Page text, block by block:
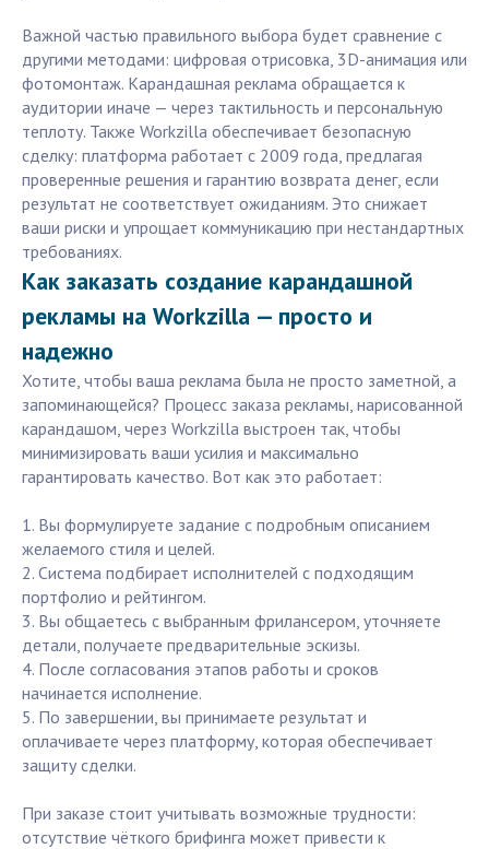
Важной частью правильного выбора будет сравнение с
другими методами: цифровая отрисовка, 3D-анимация или
фотомонтаж. Карандашная реклама обращается к
аудитории иначе — через тактильность и персональную
теплоту. Также Workzilla обеспечивает безопасную
сделку: платформа работает с 2009 года, предлагая
проверенные решения и гарантию возврата денег, если
результат не соответствует ожиданиям. Это снижает
ваши риски и упрощает коммуникацию при нестандартных
требованиях.
Как заказать создание карандашной
рекламы на Workzilla — просто и
надежно
Хотите, чтобы ваша реклама была не просто заметной, а
запоминающейся? Процесс заказа рекламы, нарисованной
карандашом, через Workzilla выстроен так, чтобы
минимизировать ваши усилия и максимально
гарантировать качество. Вот как это работает:
1. Вы формулируете задание с подробным описанием
желаемого стиля и целей.
2. Система подбирает исполнителей с подходящим
портфолио и рейтингом.
3. Вы общаетесь с выбранным фрилансером, уточняете
детали, получаете предварительные эскизы.
4. После согласования этапов работы и сроков
начинается исполнение.
5. По завершении, вы принимаете результат и
оплачиваете через платформу, которая обеспечивает
защиту сделки.
При заказе стоит учитывать возможные трудности:
отсутствие чёткого брифинга может привести к